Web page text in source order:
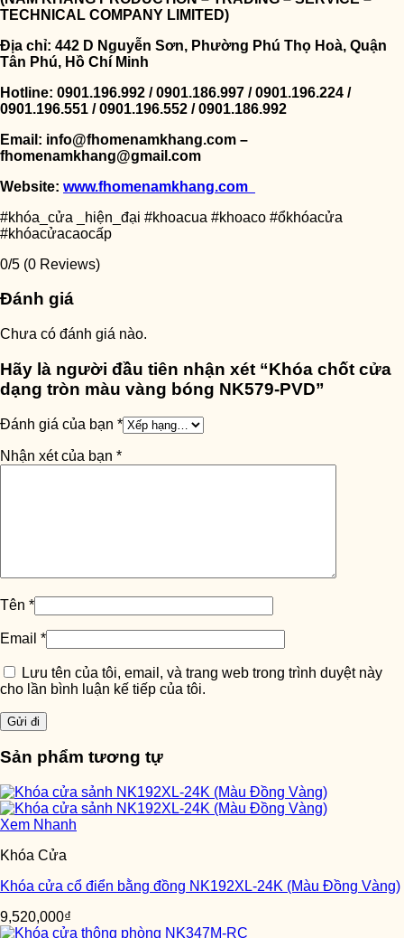
TECHNICAL COMPANY LIMITED)
Địa chỉ: 442 D Nguyễn Sơn, Phường Phú Thọ Hoà, Quận
Tân Phú, Hồ Chí Minh
Hotline: 0901.196.992 / 0901.186.997 / 0901.196.224 /
0901.196.551 / 0901.196.552 / 0901.186.992
Email: info@fhomenamkhang.com –
fhomenamkhang@gmail.com
Website: www.fhomenamkhang.com
#khóa_cửa _hiện_đại #khoacua #khoaco #ổkhóacửa
#khóacửacaocấp
0/5 (0 Reviews)
Đánh giá
Chưa có đánh giá nào.
Hãy là người đầu tiên nhận xét “Khóa chốt cửa
dạng tròn màu vàng bóng NK579-PVD”
Đánh giá của bạn *
Nhận xét của bạn *
Tên *
Email *
Lưu tên của tôi, email, và trang web trong trình duyệt này
cho lần bình luận kế tiếp của tôi.
Sản phẩm tương tự
Xem Nhanh
Khóa Cửa
Khóa cửa cổ điển bằng đồng NK192XL-24K (Màu Đồng Vàng)
9,520,000₫